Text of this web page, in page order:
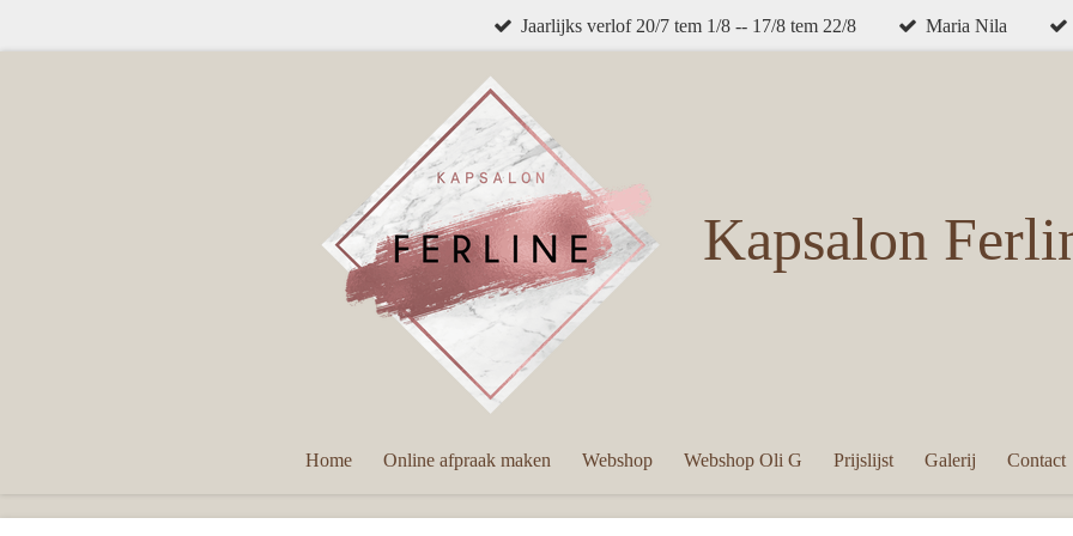
Jaarlijks verlof 20/7 tem 1/8 -- 17/8 tem 22/8 Maria Nila
Kapsalon
Home Online afpraak maken Webshop Webshop Oli G Prijslijst Galerij Contact